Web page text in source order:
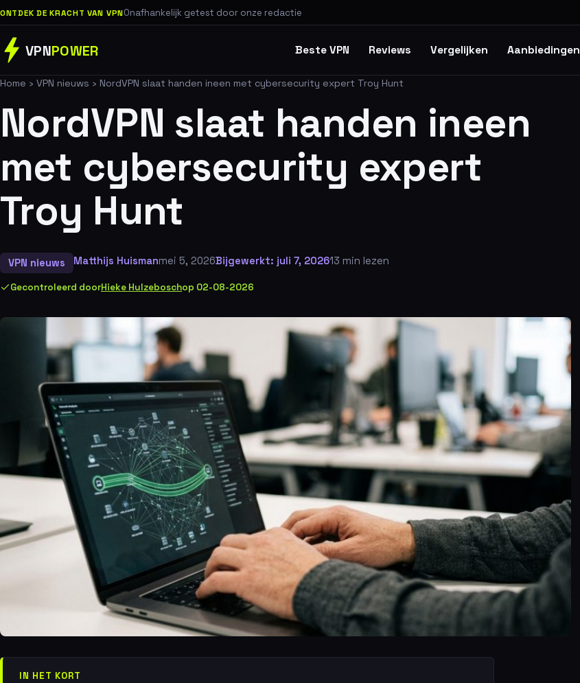
ONTDEK DE KRACHT VAN VPNOnafhankelijk getest door onze redactie
VPNPOWER Beste VPN Reviews Vergelijken Aanbiedingen
Home › VPN nieuws › NordVPN slaat handen ineen met cybersecurity expert Troy Hunt
NordVPN slaat handen ineen
met cybersecurity expert
Troy Hunt
VPN nieuws Matthijs Huismanmei 5, 2026Bijgewerkt: juli 7, 202613 min lezen
Gecontroleerd doorHieke Hulzeboschop 02-08-2026
IN HET KORT